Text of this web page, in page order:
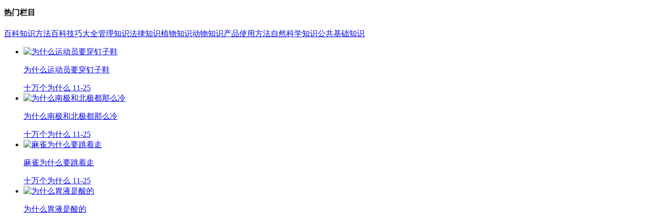
热门栏目
百科知识方法百科技巧大全管理知识法律知识植物知识动物知识产品使用方法自然科学知识公共基础知识
为什么运动员要穿钉子鞋
十万个为什么 11-25
为什么南极和北极都那么冷
十万个为什么 11-25
麻雀为什么要跳着走
十万个为什么 11-25
为什么胃液是酸的